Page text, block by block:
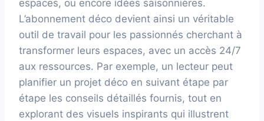
espaces, ou encore idées saisonnières.
L’abonnement déco devient ainsi un véritable
outil de travail pour les passionnés cherchant à
transformer leurs espaces, avec un accès 24/7
aux ressources. Par exemple, un lecteur peut
planifier un projet déco en suivant étape par
étape les conseils détaillés fournis, tout en
explorant des visuels inspirants qui illustrent